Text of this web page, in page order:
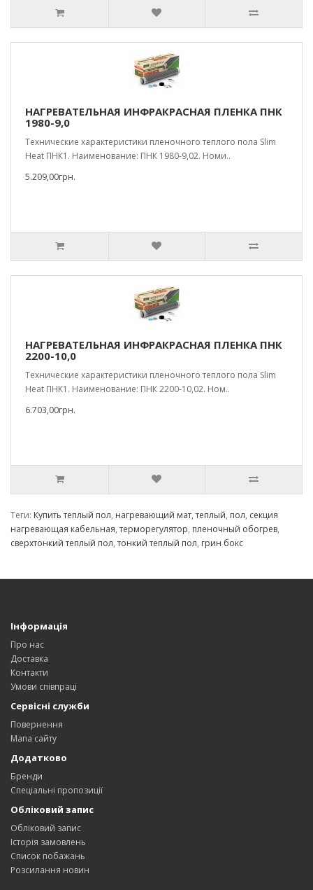
НАГРЕВАТЕЛЬНАЯ ИНФРАКРАСНАЯ ПЛЕНКА ПНК
1980-9,0
Технические характеристики пленочного теплого пола Slim
Heat ПНК1. Наименование: ПНК 1980-9,02. Номи..
5.209,00грн.
НАГРЕВАТЕЛЬНАЯ ИНФРАКРАСНАЯ ПЛЕНКА ПНК
2200-10,0
Технические характеристики пленочного теплого пола Slim
Heat ПНК1. Наименование: ПНК 2200-10,02. Ном..
6.703,00грн.
Теги: Купить теплый пол, нагревающий мат,теплый, пол, секция
нагревающая кабельная,терморегулятор, пленочный обогрев,
сверхтонкий теплый пол,тонкий теплый пол, грин бокс
Інформація
Про нас
Доставка
Контакти
Умови співпраці
Сервісні служби
Повернення
Мапа сайту
Додатково
Бренди
Спеціальні пропозиції
Обліковий запис
Обліковий запис
Історія замовлень
Список побажань
Розсилання новин